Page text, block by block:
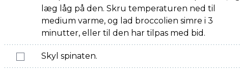
læg låg på den. Skru temperaturen ned til
medium varme, og lad broccolien simre i 3
minutter, eller til den har tilpas med bid.
Skyl spinaten.